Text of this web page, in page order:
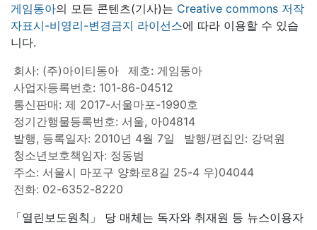
게임동아의 모든 콘텐츠(기사)는 Creative commons 저작
자표시-비영리-변경금지 라이선스에 따라 이용할 수 있습
니다.
회사: (주)아이티동아
제호: 게임동아
사업자등록번호: 101-86-04512
통신판매: 제 2017-서울마포-1990호
정기간행물등록번호: 서울, 아04814
발행, 등록일자: 2010년 4월 7일
발행/편집인: 강덕원
청소년보호책임자: 정동범
주소: 서울시 마포구 양화로8길 25-4 우)04044
전화: 02-6352-8220
「열린보도원칙」 당 매체는 독자와 취재원 등 뉴스이용자